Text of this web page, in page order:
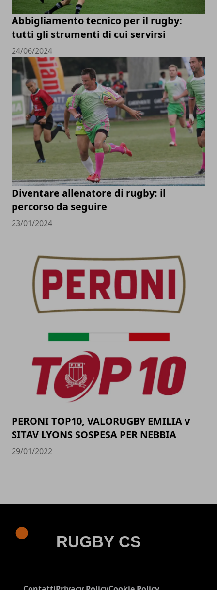
Abbigliamento tecnico per il rugby:
tutti gli strumenti di cui servirsi
24/06/2024
Diventare allenatore di rugby: il
percorso da seguire
23/01/2024
PERONI TOP10, VALORUGBY EMILIA v
SITAV LYONS SOSPESA PER NEBBIA
29/01/2022